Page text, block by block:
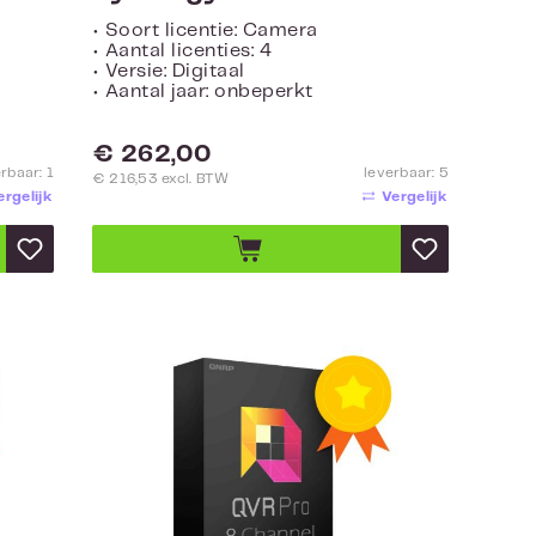
1
• Soort licentie: Camera
• Aantal licenties: 4
• Versie: Digitaal
• Aantal jaar: onbeperkt
Normale prijs:
€ 262,00
€ 216,53 excl. BTW
leverbaar: 5
Vergelijk